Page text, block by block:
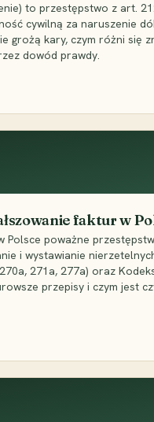
to przestępstwo z art.
cywilną za naruszenie
grożą kary, czym różni się
dowód prawdy.
faktur w
Polsce poważne
i wystawianie
271a, 277a) oraz
przepisy i czym jest